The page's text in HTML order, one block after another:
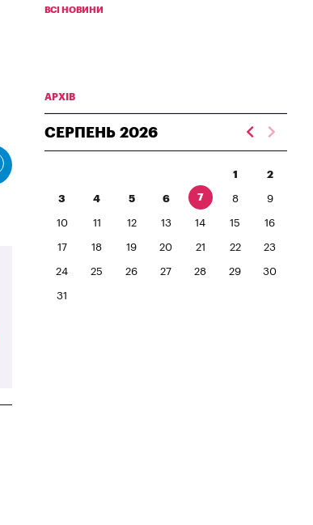
ВСІ НОВИНИ
АРХІВ
СЕРПЕНЬ 2026
1 2
3 4 5 6 7 8 9
10 11 12 13 14 15 16
17 18 19 20 21 22 23
24 25 26 27 28 29 30
31